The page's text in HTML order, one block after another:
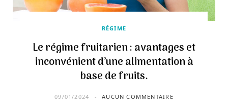
RÉGIME
Le régime fruitarien : avantages et
inconvénient d’une alimentation à
base de fruits.
09/01/2024 AUCUN COMMENTAIRE